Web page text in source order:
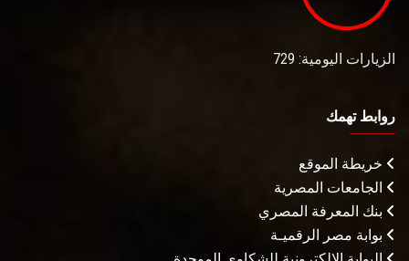
الزيارات اليومية: 729
روابط تهمك
خريطة الموقع
الجامعات المصرية
بنك المعرفة المصري
بوابة مصر الرقميـة